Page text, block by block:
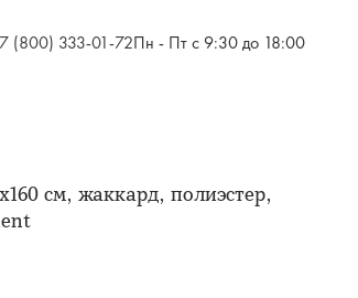
(800) 333-01-72Пн - Пт с 9:30 до 18:00
см, жаккард, полиэстер,